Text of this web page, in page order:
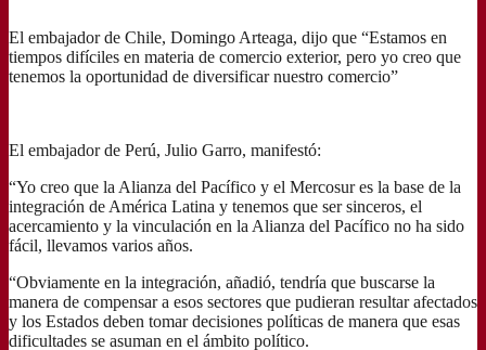
El embajador de Chile, Domingo Arteaga, dijo que “Estamos en
tiempos difíciles en materia de comercio exterior, pero yo creo que
tenemos la oportunidad de diversificar nuestro comercio”
El embajador de Perú, Julio Garro, manifestó:
“Yo creo que la Alianza del Pacífico y el Mercosur es la base de la
integración de América Latina y tenemos que ser sinceros, el
acercamiento y la vinculación en la Alianza del Pacífico no ha sido
fácil, llevamos varios años.
“Obviamente en la integración, añadió, tendría que buscarse la
manera de compensar a esos sectores que pudieran resultar afectados
y los Estados deben tomar decisiones políticas de manera que esas
dificultades se asuman en el ámbito político.